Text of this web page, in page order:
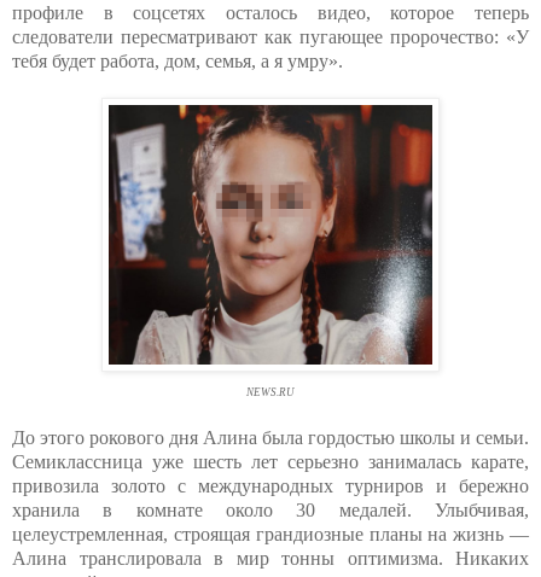
профиле в соцсетях осталось видео, которое теперь
следователи пересматривают как пугающее пророчество: «У
тебя будет работа, дом, семья, а я умру».
NEWS.RU
До этого рокового дня Алина была гордостью школы и семьи.
Семиклассница уже шесть лет серьезно занималась карате,
привозила золото с международных турниров и бережно
хранила в комнате около 30 медалей. Улыбчивая,
целеустремленная, строящая грандиозные планы на жизнь —
Алина транслировала в мир тонны оптимизма. Никаких